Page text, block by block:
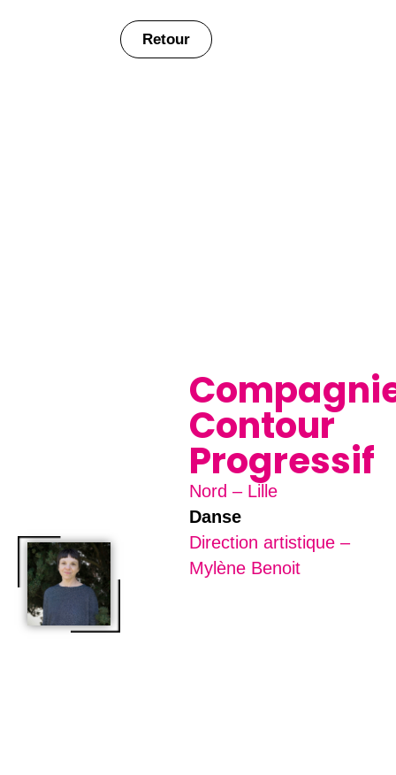
Retour
Contour
Progressif
Nord – Lille
Danse
Direction artistique –
Mylène Benoit